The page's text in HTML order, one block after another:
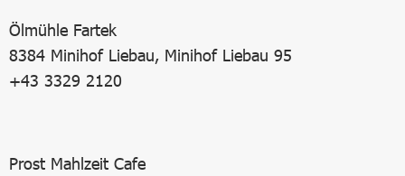
Ölmühle Fartek
8384 Minihof Liebau, Minihof Liebau 95
+43 3329 2120
Prost Mahlzeit Cafe